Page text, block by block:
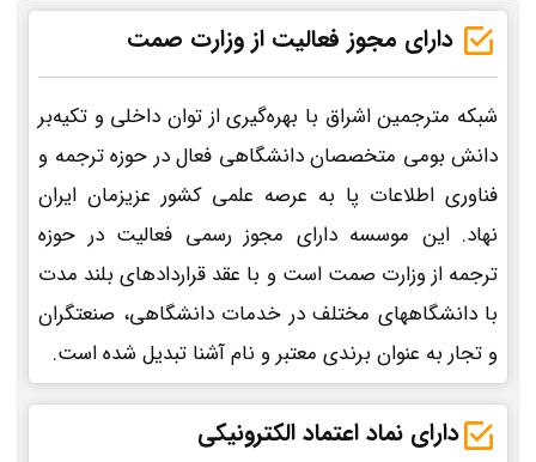
دارای مجوز فعالیت از وزارت صمت
شبکه مترجمین اشراق با بهره‌گیری از توان داخلی و تکیه‌بر
دانش بومی متخصصان دانشگاهی فعال در حوزه ترجمه و
فناوری اطلاعات پا به عرصه علمی کشور عزیزمان ایران
نهاد. این موسسه دارای مجوز رسمی فعالیت در حوزه
ترجمه از وزارت صمت است و با عقد قراردادهای بلند مدت
با دانشگاههای مختلف در خدمات دانشگاهی، صنعتگران
و تجار به عنوان برندی معتبر و نام آشنا تبدیل شده است.
دارای نماد اعتماد الکترونیکی